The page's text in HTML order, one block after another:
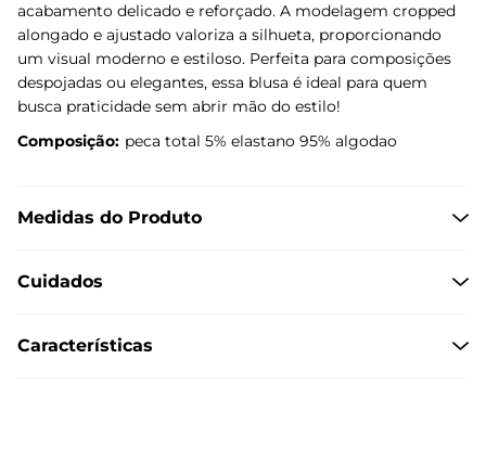
acabamento delicado e reforçado. A modelagem cropped
alongado e ajustado valoriza a silhueta, proporcionando
um visual moderno e estiloso. Perfeita para composições
despojadas ou elegantes, essa blusa é ideal para quem
busca praticidade sem abrir mão do estilo!
Composição: peca total 5% elastano 95% algodao
Medidas do Produto
Cuidados
Características